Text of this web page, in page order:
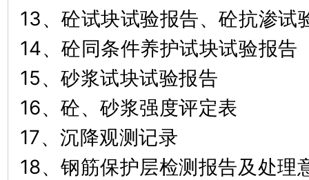
13、砼试块试验报告、砼抗渗
14、砼同条件养护试块试验报
15、砂浆试块试验报告
16、砼、砂浆强度评定表
17、沉降观测记录
18、钢筋保护层检测报告及处